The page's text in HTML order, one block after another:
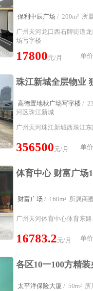
保利中辰广场 / 200m² 所
广州天河龙口西石牌街道
场写字楼
17800元/月 单价
高德置地秋广场写字楼 /
河区珠江新城
广州天河珠江新城西珠江
356500元/月 单价
财富广场 / 168m² 所属商
广州天河体育中心体育东
16783.2元/月 单价
太平洋保险大厦 / 50m² 所